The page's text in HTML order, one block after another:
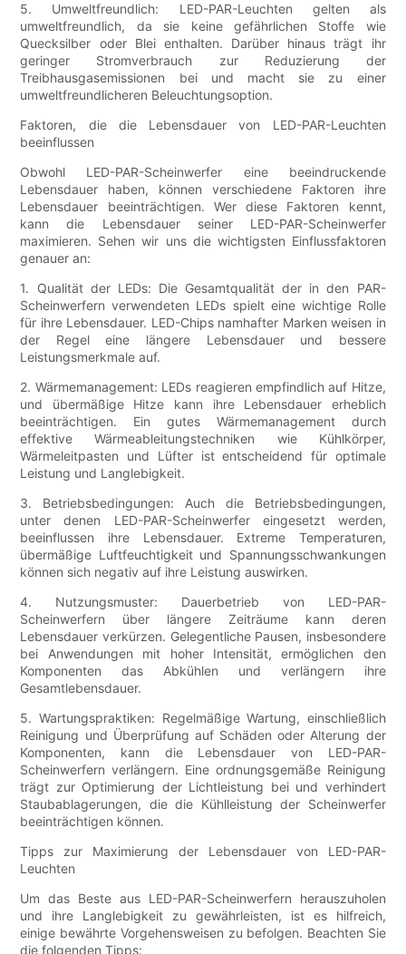
5. Umweltfreundlich: LED-PAR-Leuchten gelten als
umweltfreundlich, da sie keine gefährlichen Stoffe wie
Quecksilber oder Blei enthalten. Darüber hinaus trägt ihr
geringer Stromverbrauch zur Reduzierung der
Treibhausgasemissionen bei und macht sie zu einer
umweltfreundlicheren Beleuchtungsoption.
Faktoren, die die Lebensdauer von LED-PAR-Leuchten
beeinflussen
Obwohl LED-PAR-Scheinwerfer eine beeindruckende
Lebensdauer haben, können verschiedene Faktoren ihre
Lebensdauer beeinträchtigen. Wer diese Faktoren kennt,
kann die Lebensdauer seiner LED-PAR-Scheinwerfer
maximieren. Sehen wir uns die wichtigsten Einflussfaktoren
genauer an:
1. Qualität der LEDs: Die Gesamtqualität der in den PAR-
Scheinwerfern verwendeten LEDs spielt eine wichtige Rolle
für ihre Lebensdauer. LED-Chips namhafter Marken weisen in
der Regel eine längere Lebensdauer und bessere
Leistungsmerkmale auf.
2. Wärmemanagement: LEDs reagieren empfindlich auf Hitze,
und übermäßige Hitze kann ihre Lebensdauer erheblich
beeinträchtigen. Ein gutes Wärmemanagement durch
effektive Wärmeableitungstechniken wie Kühlkörper,
Wärmeleitpasten und Lüfter ist entscheidend für optimale
Leistung und Langlebigkeit.
3. Betriebsbedingungen: Auch die Betriebsbedingungen,
unter denen LED-PAR-Scheinwerfer eingesetzt werden,
beeinflussen ihre Lebensdauer. Extreme Temperaturen,
übermäßige Luftfeuchtigkeit und Spannungsschwankungen
können sich negativ auf ihre Leistung auswirken.
4. Nutzungsmuster: Dauerbetrieb von LED-PAR-
Scheinwerfern über längere Zeiträume kann deren
Lebensdauer verkürzen. Gelegentliche Pausen, insbesondere
bei Anwendungen mit hoher Intensität, ermöglichen den
Komponenten das Abkühlen und verlängern ihre
Gesamtlebensdauer.
5. Wartungspraktiken: Regelmäßige Wartung, einschließlich
Reinigung und Überprüfung auf Schäden oder Alterung der
Komponenten, kann die Lebensdauer von LED-PAR-
Scheinwerfern verlängern. Eine ordnungsgemäße Reinigung
trägt zur Optimierung der Lichtleistung bei und verhindert
Staubablagerungen, die die Kühlleistung der Scheinwerfer
beeinträchtigen können.
Tipps zur Maximierung der Lebensdauer von LED-PAR-
Leuchten
Um das Beste aus LED-PAR-Scheinwerfern herauszuholen
und ihre Langlebigkeit zu gewährleisten, ist es hilfreich,
einige bewährte Vorgehensweisen zu befolgen. Beachten Sie
die folgenden Tipps: